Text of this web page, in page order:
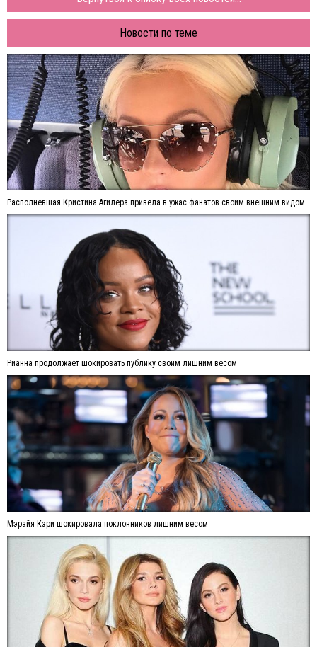
Новости по теме
Располневшая Кристина Агилера привела в ужас фанатов своим внешним видом
Рианна продолжает шокировать публику своим лишним весом
Мэрайя Кэри шокировала поклонников лишним весом